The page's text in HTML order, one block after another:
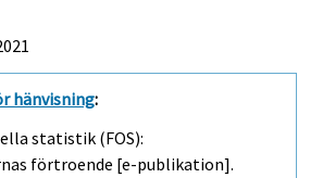
hänvisning:
statistik (FOS):
förtroende [e-publikation].